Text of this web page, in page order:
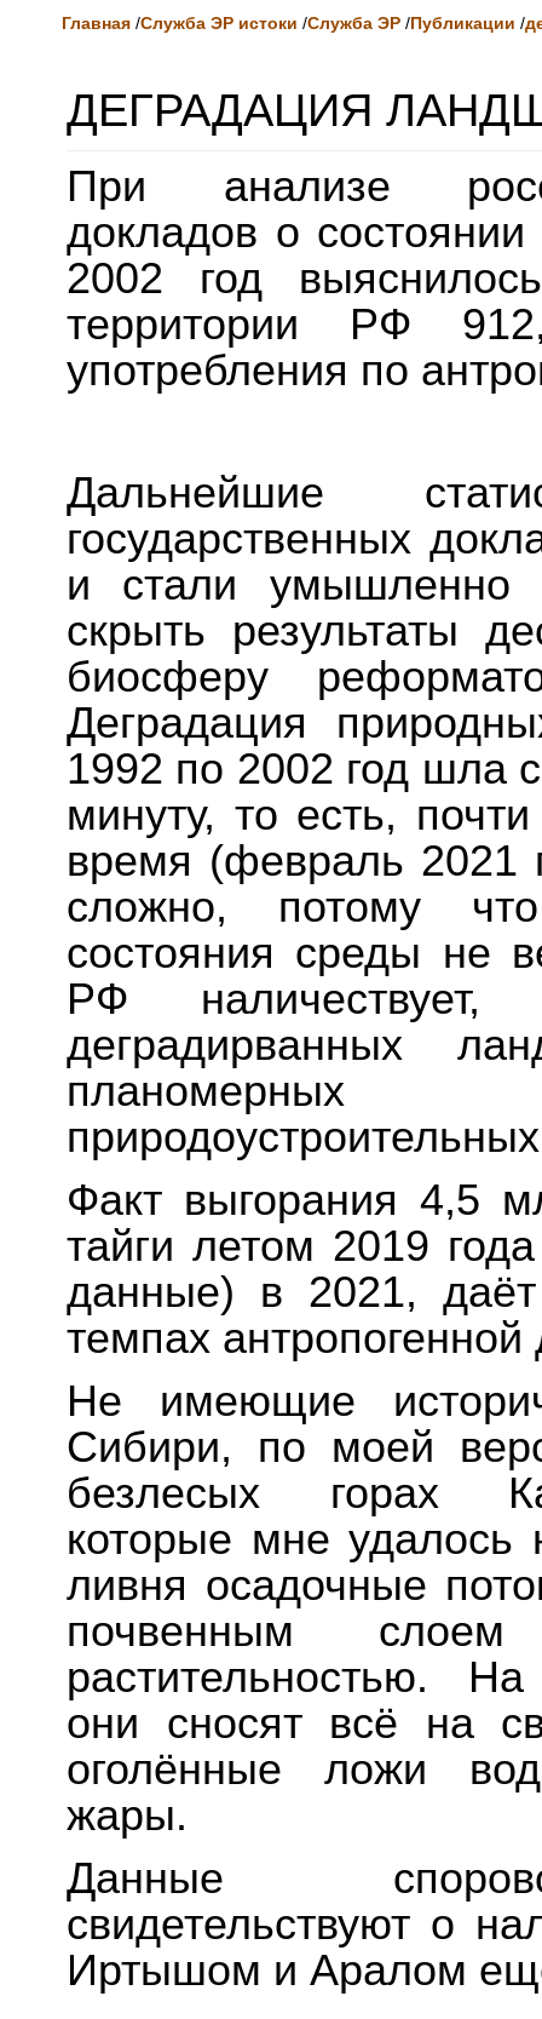
Главная /Служба ЭР истоки /Служба ЭР /Публикации /
ДЕГРАДАЦИЯ
При анализе
докладов о
2002 год
территории РФ
употребления по
Дальнейшие
государственных
и стали умышленно
скрыть результаты
биосферу
Деградация
1992 по 2002 год шла
минуту, то есть,
время (февраль 2021
сложно, потому
состояния среды не
РФ
деградирванных
Факт выгорания 4,5
тайги летом 2019
данные) в 2021, даёт
темпах
Не имеющие
Сибири, по моей
безлесых горах
которые мне
ливня осадочные
почвенным
растительностью.
они сносят всё на
оголённые ложи
жары.
Данные
свидетельствуют о
Иртышом и Аралом